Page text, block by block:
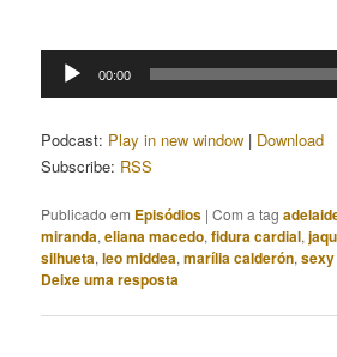
Tocador
00:00
Podcast: Play in new window | Download
Subscribe: RSS
Publicado em Episódios |Com a tag
miranda,eliana macedo,fidura cardial,
silhueta,leo middea,marília calderón,sexy
Deixe uma resposta